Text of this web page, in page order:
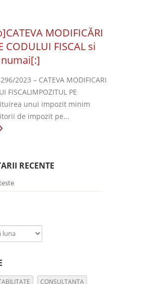
MODIFICĂRI
CODULUI FISCAL si
2023 – CATEVA MODIFICARI
FISCALIMPOZITUL PE
unui impozit minim
de impozit pe...
RECENTE
CONSULTANTA